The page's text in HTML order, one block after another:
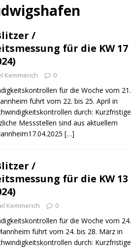
SPEYER AKTUELL
BLAULICHTMELDUNGEN
BLAULICHTMELDUNGEN
BLAULICHTMELDUNGEN
BLAULICHTMELDUNGEN
BLAULICHTMELDUNGEN
Person
BLAULICHTMELDUNGEN
BLAULICHTMELDUNGEN
€ an „Kinder unterm Regenbogen“
für die KW 19 (05.05. –
/
für die KW 17
Kemmerich 0
für die Woche vom 21.
führt vom 22. bis 25. April in
durch: Kurzfristige
Messstellen sind aus aktuellem
[…]
/
für die KW 13
Kemmerich 0
für die Woche vom 24.
führt vom 24. bis 28. März in
durch: Kurzfristige